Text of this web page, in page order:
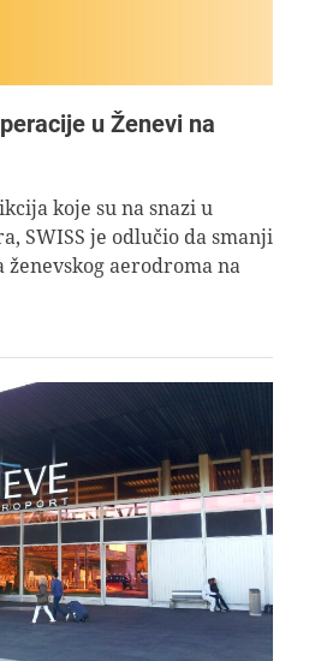
u Ženevi na
koje su na snazi u
SWISS je odlučio da smanji
aerodroma na